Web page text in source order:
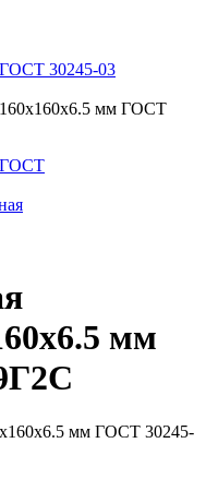
ГОСТ 30245-03
160x160x6.5 мм ГОСТ
ГОСТ
мм